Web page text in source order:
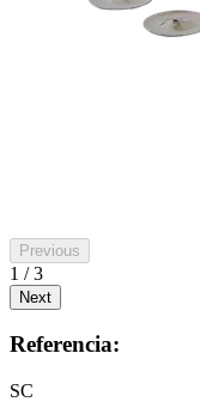
Previous
1 / 3
Next
Referencia:
SC